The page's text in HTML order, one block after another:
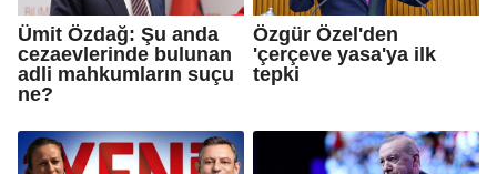
Ümit Özdağ: Şu anda
cezaevlerinde bulunan
adli mahkumların suçu
ne?
Özgür Özel'den
'çerçeve yasa'ya ilk
tepki